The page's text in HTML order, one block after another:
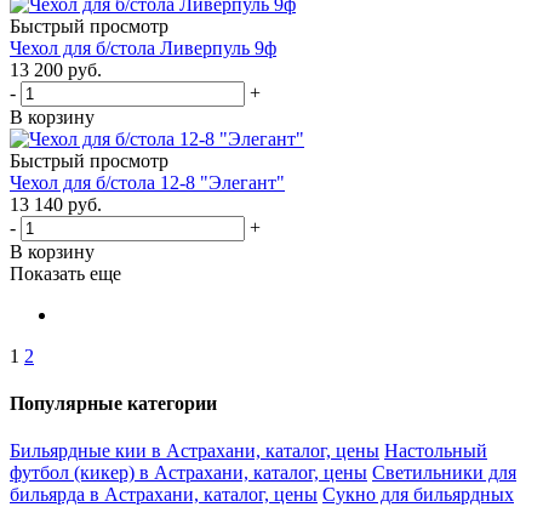
Быстрый просмотр
Чехол для б/стола Ливерпуль 9ф
13 200 руб.
-
+
В корзину
Быстрый просмотр
Чехол для б/стола 12-8 "Элегант"
13 140 руб.
-
+
В корзину
Показать еще
1 2
Популярные категории
Бильярдные кии в Астрахани, каталог, цены Настольный
футбол (кикер) в Астрахани, каталог, цены Светильники для
бильярда в Астрахани, каталог, цены Сукно для бильярдных